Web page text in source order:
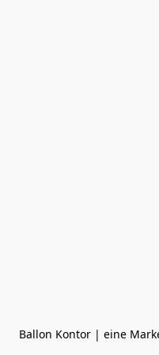
Ballon Kontor | eine